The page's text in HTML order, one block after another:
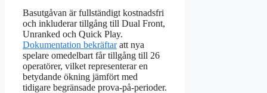
Basutgåvan är fullständigt kostnadsfri
och inkluderar tillgång till Dual Front,
Unranked och Quick Play.
Dokumentation bekräftaratt nya
spelare omedelbart får tillgång till 26
operatörer, vilket representerar en
betydande ökning jämfört med
tidigare begränsade prova-på-perioder.